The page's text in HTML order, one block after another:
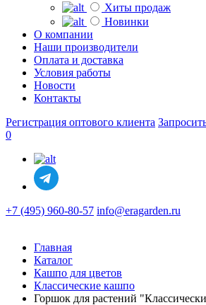
Хиты продаж
Новинки
О компании
Наши производители
Оплата и доставка
Условия работы
Новости
Контакты
Регистрация оптового клиента
0
+7 (495) 960-80-57 info@eragarden.ru
Главная
Каталог
Кашпо для цветов
Классические кашпо
Горшок для растений